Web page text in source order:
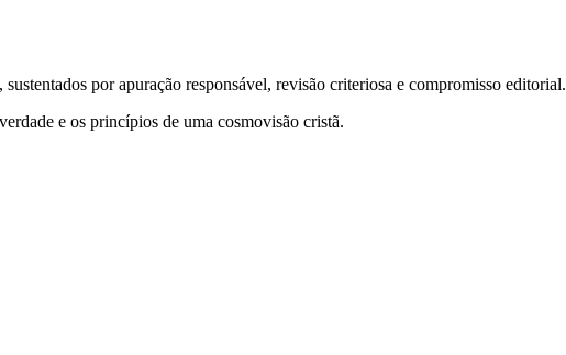
por apuração responsável, revisão criteriosa e compromisso editorial.
e os princípios de uma cosmovisão cristã.